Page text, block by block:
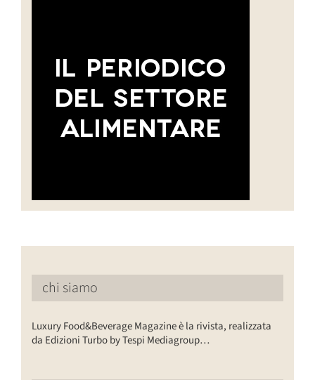
chi siamo
Luxury Food&Beverage Magazine è la rivista, realizzata
da Edizioni Turbo by Tespi Mediagroup…